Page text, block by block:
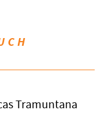
Tramuntana